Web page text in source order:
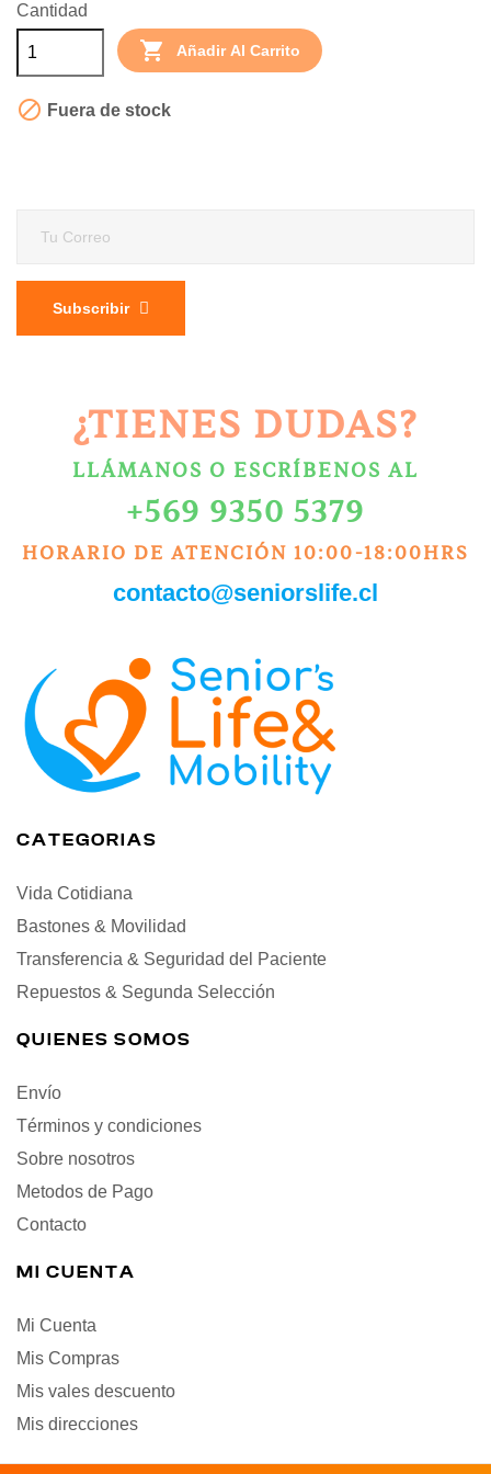
Cantidad
 Añadir Al Carrito
 Fuera de stock
Subscribir
¿TIENES DUDAS?
LLÁMANOS O ESCRÍBENOS AL
+569 9350 5379
HORARIO DE ATENCIÓN 10:00-18:00HRS
contacto@seniorslife.cl
CATEGORIAS
Vida Cotidiana
Bastones & Movilidad
Transferencia & Seguridad del Paciente
Repuestos & Segunda Selección
QUIENES SOMOS
Envío
Términos y condiciones
Sobre nosotros
Metodos de Pago
Contacto
MI CUENTA
Mi Cuenta
Mis Compras
Mis vales descuento
Mis direcciones